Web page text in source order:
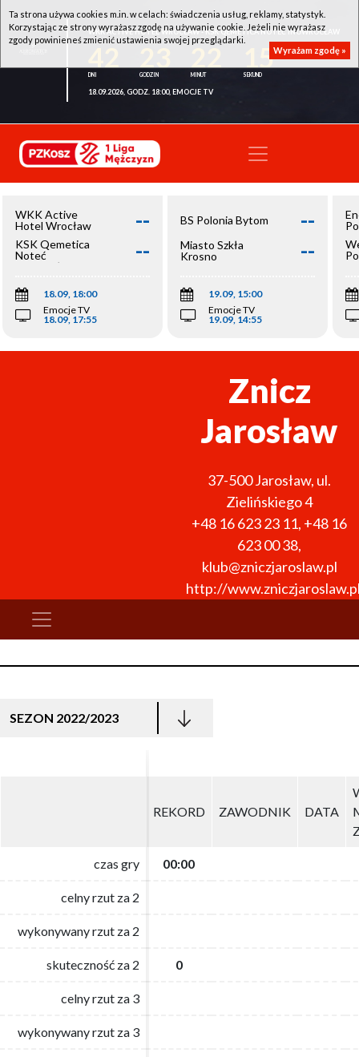
WKK ACTIVE HOTEL WROCŁAW - KSK QEMETICA NOTEĆ INOWROCŁAW
15
18.09.2026, GODZ. 18:00, EMOCJE TV
WKK Active
Hotel Wrocław
--
KSK Qemetica
Noteć
Inowrocław
--
18.09, 18:00
Emocje TV
18.09, 17:55
BS Polonia Bytom --
Miasto Szkła
Krosno
--
19.09, 15:00
Emocje TV
19.09, 14:55
Znicz
Jarosław
37-500Jarosław, ul.
Zielińskiego 4
+48 16 623 23 11, +48 16
623 00 38,
klub@zniczjaroslaw.pl
http://
SEZON 2022/2023
REKORD ZAWODNIK DATA
czas gry 00:00
celny rzut za 2
wykonywany rzut za 2
skuteczność za 2 0
celny rzut za 3
wykonywany rzut za 3
REKORD ZAWODNIK DATA
czas gry 00:00
celny rzut za 2
wykonywany rzut za 2
skuteczność za 2 0
celny rzut za 3
wykonywany rzut za 3
Ta strona używa cookies m.in. w celach: świadczenia usług, reklamy, statystyk.
Korzystając ze strony wyrażasz zgodę na używanie cookie. Jeżeli nie wyrażasz
zgody powinieneś zmienić ustawienia swojej przeglądarki.
Wyrażam zgodę »